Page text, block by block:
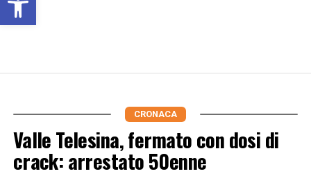
CRONACA
Valle Telesina, fermato con dosi di
crack: arrestato 50enne